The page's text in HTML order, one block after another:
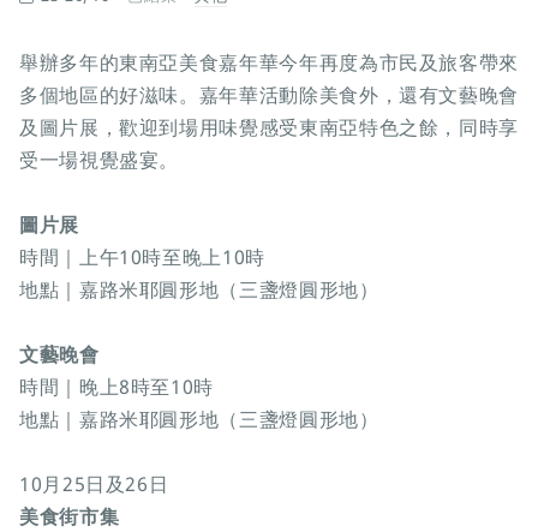
舉辦多年的東南亞美食嘉年華今年再度為市民及旅客帶來
多個地區的好滋味。嘉年華活動除美食外，還有文藝晚會
及圖片展，歡迎到場用味覺感受東南亞特色之餘，同時享
受一場視覺盛宴。
圖片展
時間｜上午10時至晚上10時
地點｜嘉路米耶圓形地（三盞燈圓形地）
文藝晚會
時間｜晚上8時至10時
地點｜嘉路米耶圓形地（三盞燈圓形地）
10月25日及26日
美食街市集